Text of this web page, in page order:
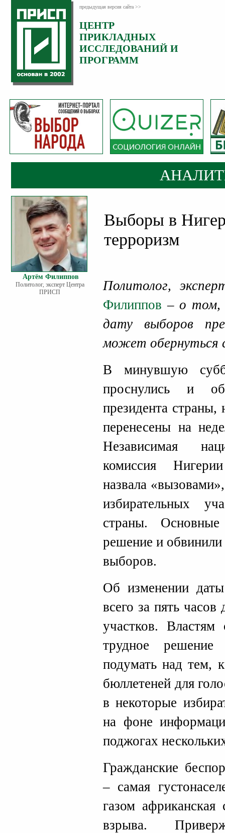
предыдущая версия сайта >>
ЦЕНТР
ПРИКЛАДНЫХ
ИССЛЕДОВАНИЙ И
ПРОГРАММ
Артём Филиппов
Политолог, эксперт Центра
ПРИСП
Выборы в
терроризм
Политолог,
Филиппов – о том,
дату выборов
может обернуться
В минувшую
проснулись и
президента страны,
перенесены на
Независимая
комиссия
назвала
избирательных
страны.
решение и обвинили
выборов.
Об изменении
всего за пять
участков.
трудное
подумать над тем,
бюллетеней для
в некоторые
на фоне
поджогах
Гражданские
– самая
газом африканская
взрыва.
Категория:
Аналитика